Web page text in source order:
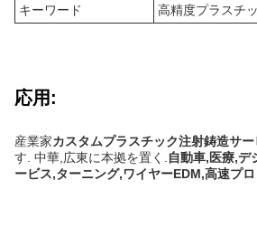
キーワード
高精度プラスチ
応用:
産業家カスタムプラスチック注射鋳造サー
す. 中華,広東に本拠を置く.
自動車,医療,デ
ービス,ターニング,ワイヤーEDM,高速プ